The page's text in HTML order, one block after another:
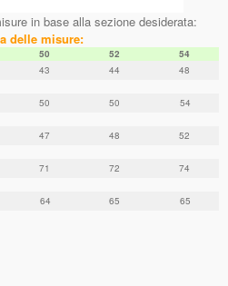
in base alla sezione desiderata:
delle misure:
50 52 54
43 44 48
50 50 54
47 48 52
71 72 74
64 65 65